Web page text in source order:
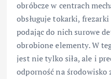
obróbcze w centrach
obsługuje tokarki,
podając do nich surowe
obrobione elementy. W
jest nie tylko siła, ale i
odporność na środowisko